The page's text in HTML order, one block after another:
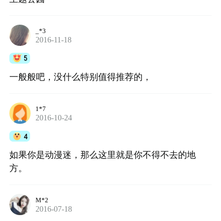
_*3
2016-11-18
5
一般般吧，没什么特别值得推荐的，
1*7
2016-10-24
4
如果你是动漫迷，那么这里就是你不得不去的地
方。
M*2
2016-07-18